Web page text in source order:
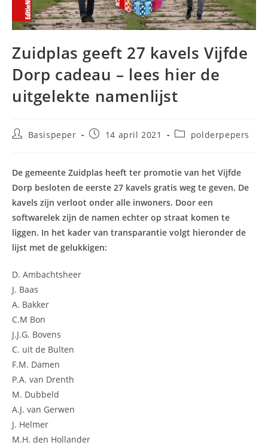
Zuidplas geeft 27 kavels Vijfde
Dorp cadeau – lees hier de
uitgelekte namenlijst
BerichtBasispeper
Bericht14 april 2021 Berichtcategorie:
polderpepers
De gemeente Zuidplas heeft ter promotie van het Vijfde
Dorp besloten de eerste 27 kavels gratis weg te geven. De
kavels zijn verloot onder alle inwoners. Door een
softwarelek zijn de namen echter op straat komen te
liggen. In het kader van transparantie volgt hieronder de
lijst met de gelukkigen:
D. Ambachtsheer
J. Baas
A. Bakker
C.M Bon
J.J.G. Bovens
C. uit de Bulten
F.M. Damen
P.A. van Drenth
M. Dubbeld
A.J. van Gerwen
J. Helmer
M.H. den Hollander